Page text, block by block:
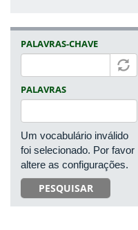
PALAVRAS-CHAVE
PALAVRAS
Um vocabulário inválido
foi selecionado. Por favor
altere as configurações.
PESQUISAR